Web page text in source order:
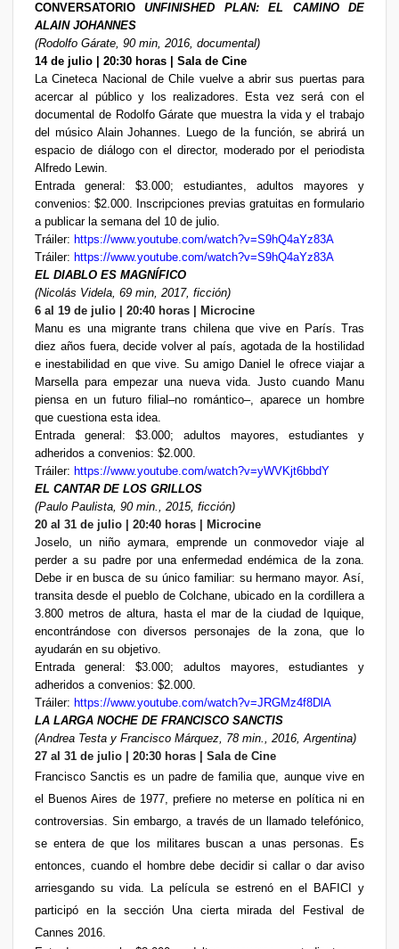
CONVERSATORIOUNFINISHED PLAN: EL CAMINO DE
ALAIN JOHANNES
(Rodolfo Gárate, 90 min, 2016, documental)
14 de julio | 20:30 horas | Sala de Cine
La Cineteca Nacional de Chile vuelve a abrir sus puertas para
acercar al público y los realizadores. Esta vez será con el
documental de Rodolfo Gárate que muestra la vida y el trabajo
del músico Alain Johannes. Luego de la función, se abrirá un
espacio de diálogo con el director, moderado por el periodista
Alfredo Lewin.
Entrada general: $3.000; estudiantes, adultos mayores y
convenios: $2.000. Inscripciones previas gratuitas en formulario
a publicar la semana del 10 de julio.
Tráiler: https://www.youtube.com/watch?v=S9hQ4aYz83A
Tráiler: https://www.youtube.com/watch?v=S9hQ4aYz83A
EL DIABLO ES MAGNÍFICO
(Nicolás Videla, 69 min, 2017, ficción)
6 al 19 de julio | 20:40 horas | Microcine
Manu es una migrante trans chilena que vive en París. Tras
diez años fuera, decide volver al país, agotada de la hostilidad
e inestabilidad en que vive. Su amigo Daniel le ofrece viajar a
Marsella para empezar una nueva vida. Justo cuando Manu
piensa en un futuro filial–no romántico–, aparece un hombre
que cuestiona esta idea.
Entrada general: $3.000; adultos mayores, estudiantes y
adheridos a convenios: $2.000.
Tráiler: https://www.youtube.com/watch?v=yWVKjt6bbdY
EL CANTAR DE LOS GRILLOS
(Paulo Paulista, 90 min., 2015, ficción)
20 al 31 de julio | 20:40 horas | Microcine
Joselo, un niño aymara, emprende un conmovedor viaje al
perder a su padre por una enfermedad endémica de la zona.
Debe ir en busca de su único familiar: su hermano mayor. Así,
transita desde el pueblo de Colchane, ubicado en la cordillera a
3.800 metros de altura, hasta el mar de la ciudad de Iquique,
encontrándose con diversos personajes de la zona, que lo
ayudarán en su objetivo.
Entrada general: $3.000; adultos mayores, estudiantes y
adheridos a convenios: $2.000.
Tráiler: https://www.youtube.com/watch?v=JRGMz4f8DlA
LA LARGA NOCHE DE FRANCISCO SANCTIS
(Andrea Testa y Francisco Márquez, 78 min., 2016, Argentina)
27 al 31 de julio | 20:30 horas | Sala de Cine
Francisco Sanctis es un padre de familia que, aunque vive en
el Buenos Aires de 1977, prefiere no meterse en política ni en
controversias. Sin embargo, a través de un llamado telefónico,
se entera de que los militares buscan a unas personas. Es
entonces, cuando el hombre debe decidir si callar o dar aviso
arriesgando su vida. La película se estrenó en el BAFICI y
participó en la sección Una cierta mirada del Festival de
Cannes 2016.